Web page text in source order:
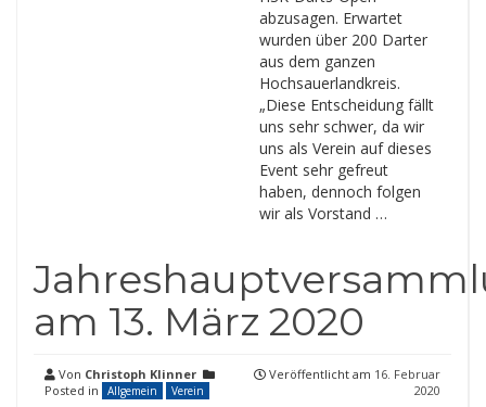
abzusagen. Erwartet
wurden über 200 Darter
aus dem ganzen
Hochsauerlandkreis.
„Diese Entscheidung fällt
uns sehr schwer, da wir
uns als Verein auf dieses
Event sehr gefreut
haben, dennoch folgen
wir als Vorstand …
am 13. März 2020
Von Christoph Klinner
Posted in
Allgemein Verein
Veröffentlicht am 16. Februar
2020